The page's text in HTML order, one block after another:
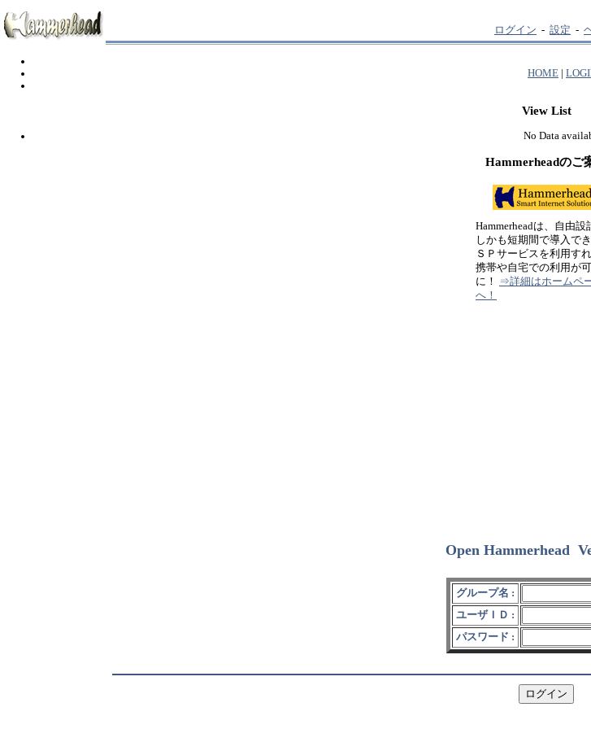
ログイン - 設定 -
HOME |
View List
No Data
Hammerheadのご
Hammerheadは、自由設
しかも短期間で導入で
ＳＰサービスを利用すれ
携帯や自宅での利用が
に！ ⇒詳細はホームペ
へ！
Open Hammerhead
グループ名 :
ユーザＩＤ :
パスワード :